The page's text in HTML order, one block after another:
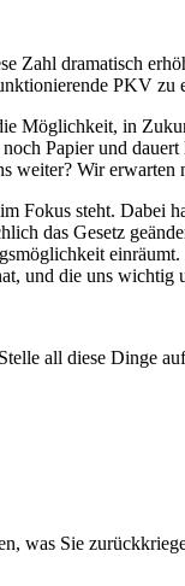
Zahl dramatisch
PKV zu
Möglichkeit, in
Papier und
Wir
steht. Dabei
das Gesetz
und die uns wichtig
all diese Dinge
was Sie